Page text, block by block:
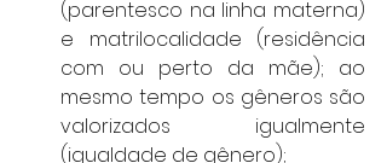
(parentesco na linha materna)
e matrilocalidade (residência
com ou perto da mãe); ao
mesmo tempo os gêneros são
valorizados igualmente
(igualdade de gênero);